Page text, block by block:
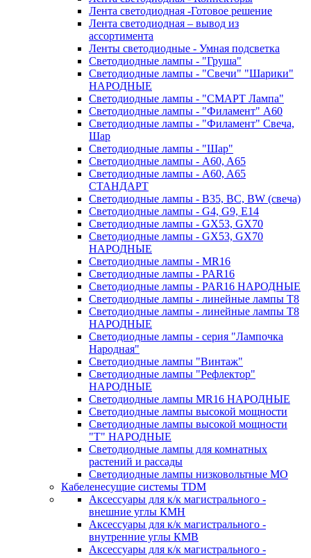
Лента светодиодная -Готовое решение
Лента светодиодная – вывод из
ассортимента
Ленты светодиодные - Умная подсветка
Светодиодные лампы - "Груша"
Светодиодные лампы - "Свечи" "Шарики"
НАРОДНЫЕ
Светодиодные лампы - "СМАРТ Лампа"
Светодиодные лампы - "Филамент" A60
Светодиодные лампы - "Филамент" Свеча,
Шар
Светодиодные лампы - "Шар"
Светодиодные лампы - A60, A65
Светодиодные лампы - A60, A65
СТАНДАРТ
Светодиодные лампы - B35, BC, BW (свеча)
Светодиодные лампы - G4, G9, Е14
Светодиодные лампы - GX53, GX70
Светодиодные лампы - GX53, GX70
НАРОДНЫЕ
Светодиодные лампы - MR16
Светодиодные лампы - PAR16
Светодиодные лампы - PAR16 НАРОДНЫЕ
Светодиодные лампы - линейные лампы T8
Светодиодные лампы - линейные лампы T8
НАРОДНЫЕ
Светодиодные лампы - серия "Лампочка
Народная"
Светодиодные лампы "Винтаж"
Светодиодные лампы "Рефлектор"
НАРОДНЫЕ
Светодиодные лампы MR16 НАРОДНЫЕ
Светодиодные лампы высокой мощности
Светодиодные лампы высокой мощности
"Т" НАРОДНЫЕ
Светодиодные лампы для комнатных
растений и рассады
Светодиодные лампы низковольтные МО
Кабеленесущие системы TDM
Аксессуары для к/к магистрального -
внешние углы КМН
Аксессуары для к/к магистрального -
внутренние углы КМВ
Аксессуары для к/к магистрального -